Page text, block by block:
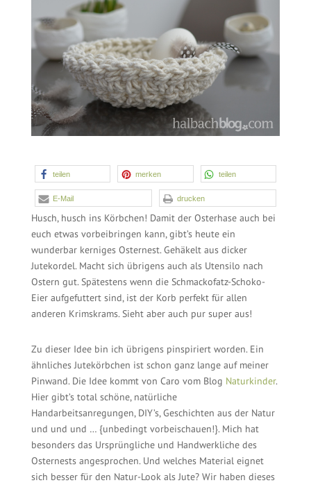
teilen merken teilen
E-Mail drucken
Husch, husch ins Körbchen! Damit der Osterhase auch bei
euch etwas vorbeibringen kann, gibt’s heute ein
wunderbar kerniges Osternest. Gehäkelt aus dicker
Jutekordel. Macht sich übrigens auch als Utensilo nach
Ostern gut. Spätestens wenn die Schmackofatz-Schoko-
Eier aufgefuttert sind, ist der Korb perfekt für allen
anderen Krimskrams. Sieht aber auch pur super aus!
Zu dieser Idee bin ich übrigens pinspiriert worden. Ein
ähnliches Jutekörbchen ist schon ganz lange auf meiner
Pinwand. Die Idee kommt von Caro vom Blog Naturkinder.
Hier gibt’s total schöne, natürliche
Handarbeitsanregungen, DIY’s, Geschichten aus der Natur
und und und … {unbedingt vorbeischauen!}. Mich hat
besonders das Ursprüngliche und Handwerkliche des
Osternests angesprochen. Und welches Material eignet
sich besser für den Natur-Look als Jute? Wir haben dieses